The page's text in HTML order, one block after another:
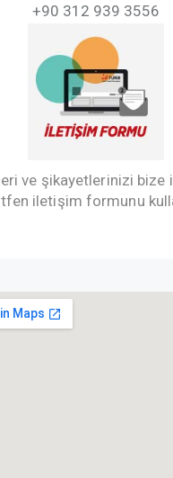
+90 312 939 3556
ve şikayetlerinizi bize
iletişim formunu